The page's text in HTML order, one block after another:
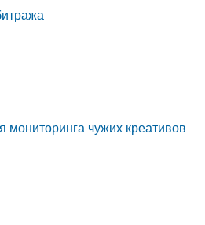
мониторинга чужих креативов